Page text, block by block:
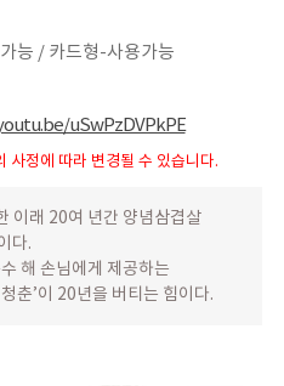
능 / 카드형-사용가능
uSwPzDVPkPE
정에 따라 변경될 수 있습니다.
이래 20여 년간 양념삼겹살
다.
해 손님에게 제공하는
춘’이 20년을 버티는 힘이다.